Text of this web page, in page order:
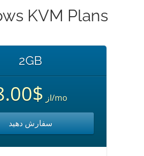
KVM Plans
2GB
از $8.00 /mo
سفارش دهید